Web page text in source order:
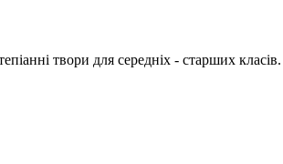
твори для середніх - старших